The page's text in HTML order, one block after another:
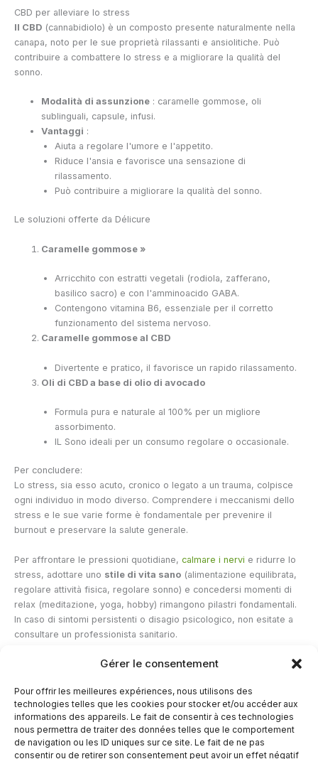
Gérer le consentement
Pour offrir les meilleures expériences, nous utilisons des
technologies telles que les cookies pour stocker et/ou accéder aux
informations des appareils. Le fait de consentir à ces technologies
nous permettra de traiter des données telles que le comportement
de navigation ou les ID uniques sur ce site. Le fait de ne pas
consentir ou de retirer son consentement peut avoir un effet négatif
CBD per alleviare lo stress
Il CBD (cannabidiolo) è un composto presente naturalmente nella
canapa, noto per le sue proprietà rilassanti e ansiolitiche. Può
contribuire a combattere lo stress e a migliorare la qualità del
sonno.
Modalità di assunzione : caramelle gommose, oli
sublinguali, capsule, infusi.
Vantaggi :
Aiuta a regolare l'umore e l'appetito.
Riduce l'ansia e favorisce una sensazione di
rilassamento.
Può contribuire a migliorare la qualità del sonno.
Le soluzioni offerte da Délicure
Caramelle gommose »
Arricchito con estratti vegetali (rodiola, zafferano,
basilico sacro) e con l'amminoacido GABA.
Contengono vitamina B6, essenziale per il corretto
funzionamento del sistema nervoso.
Caramelle gommose al CBD
Divertente e pratico, il favorisce un rapido rilassamento.
Oli di CBD a base di olio di avocado
Formula pura e naturale al 100% per un migliore
assorbimento.
IL Sono ideali per un consumo regolare o occasionale.
Per concludere:
Lo stress, sia esso acuto, cronico o legato a un trauma, colpisce
ogni individuo in modo diverso. Comprendere i meccanismi dello
stress e le sue varie forme è fondamentale per prevenire il
burnout e preservare la salute generale.
Per affrontare le pressioni quotidiane, calmare i nervi e ridurre lo
stress, adottare uno stile di vita sano (alimentazione equilibrata,
regolare attività fisica, regolare sonno) e concedersi momenti di
relax (meditazione, yoga, hobby) rimangono pilastri fondamentali.
In caso di sintomi persistenti o disagio psicologico, non esitate a
consultare un professionista sanitario.
Infine, soluzioni naturali come il CBDole caramelle gommose a
picchi di stress e promuovere una maggiore resilienza di fronte
alle sfide della vita.
←Articolo precedente Articolo successivo→